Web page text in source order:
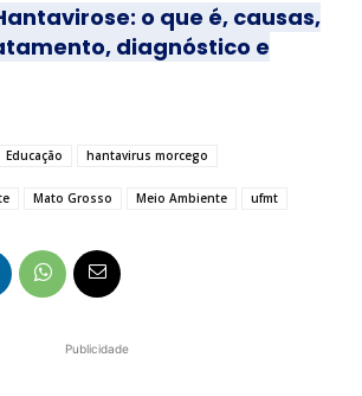
o que é, causas,
diagnóstico e
Educação hantavirus morcego
Mato Grosso Meio Ambiente ufmt
Publicidade